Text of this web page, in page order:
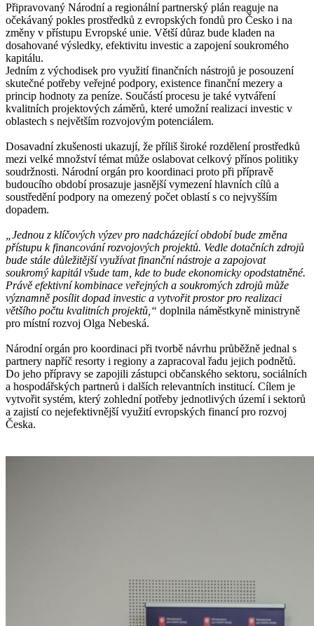
Připravovaný Národní a regionální partnerský plán reaguje na
očekávaný pokles prostředků z evropských fondů pro Česko i na
změny v přístupu Evropské unie. Větší důraz bude kladen na
dosahované výsledky, efektivitu investic a zapojení soukromého
kapitálu.
Jedním z východisek pro využití finančních nástrojů je posouzení
skutečné potřeby veřejné podpory, existence finanční mezery a
princip hodnoty za peníze. Součástí procesu je také vytváření
kvalitních projektových záměrů, které umožní realizaci investic v
oblastech s největším rozvojovým potenciálem.
Dosavadní zkušenosti ukazují, že příliš široké rozdělení prostředků
mezi velké množství témat může oslabovat celkový přínos politiky
soudržnosti. Národní orgán pro koordinaci proto při přípravě
budoucího období prosazuje jasnější vymezení hlavních cílů a
soustředění podpory na omezený počet oblastí s co nejvyšším
dopadem.
„Jednou z klíčových výzev pro nadcházející období bude změna
přístupu k financování rozvojových projektů. Vedle dotačních zdrojů
bude stále důležitější využívat finanční nástroje a zapojovat
soukromý kapitál všude tam, kde to bude ekonomicky opodstatněné.
Právě efektivní kombinace veřejných a soukromých zdrojů může
významně posílit dopad investic a vytvořit prostor pro realizaci
většího počtu kvalitních projektů,“ doplnila náměstkyně ministryně
pro místní rozvoj Olga Nebeská.
Národní orgán pro koordinaci při tvorbě návrhu průběžně jednal s
partnery napříč resorty i regiony a zapracoval řadu jejich podnětů.
Do jeho přípravy se zapojili zástupci občanského sektoru, sociálních
a hospodářských partnerů i dalších relevantních institucí. Cílem je
vytvořit systém, který zohlední potřeby jednotlivých území i sektorů
a zajistí co nejefektivnější využití evropských financí pro rozvoj
Česka.